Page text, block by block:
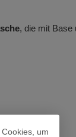
, die mit Base
um